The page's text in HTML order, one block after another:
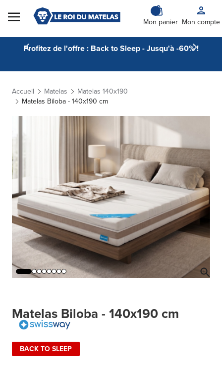
Skip to Content
Mon panier Mon compte
Profitez de l'offre : Back to Sleep - Jusqu'à -60% !
Accueil Matelas
Matelas 140x190
Matelas Biloba - 140x190 cm
Matelas Biloba - 140x190 cm
BACK TO SLEEP